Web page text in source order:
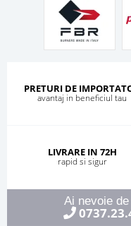
PRETURI DE
avantaj in beneficiul tau
LIVRARE IN 72H
rapid si sigur
Ai nevoie